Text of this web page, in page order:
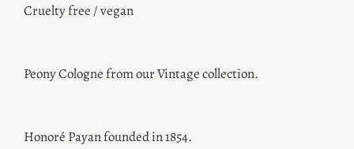
Cruelty free / vegan
Peony Cologne from our Vintage collection.
Honoré Payan founded in 1854.